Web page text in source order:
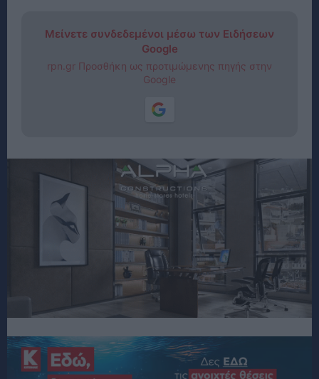
Μείνετε συνδεδεμένοι μέσω των Ειδήσεων
Google
rpn.gr Προσθήκη ως προτιμώμενης πηγής στην
Google